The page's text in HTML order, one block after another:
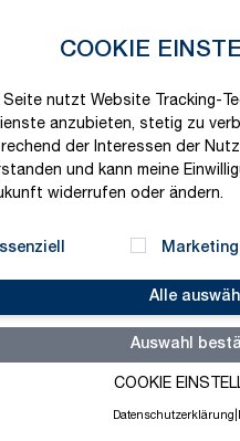
COOKIE
Seite nutzt Website Tracking-
anzubieten, stetig zu
der Interessen der
und kann meine
widerrufen oder ändern.
Marketing
Alle
Auswahl
COOKIE
Datenschutzerklärung